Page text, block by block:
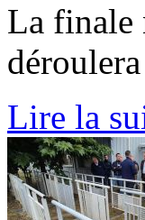
La finale
Lire la